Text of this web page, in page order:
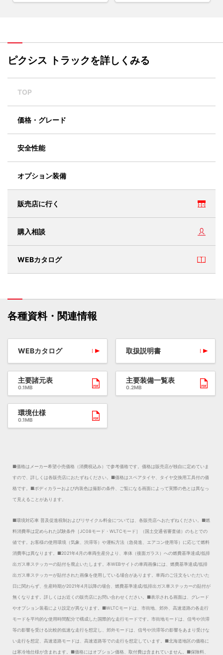
ピクシス トラックを詳しくみる
TOP
価格・グレード
安全性能
オプション装備
販売店に行く
購入相談
WEBカタログ
各種資料・関連情報
WEBカタログ 取扱説明書
主要諸元表
0.1MB
主要装備一覧表
0.2MB
環境仕様
0.1MB
■価格はメーカー希望小売価格（消費税込み）で参考価格です。価格は販売店が独自に定めていま
すので、詳しくは各販売店におたずねください。 ■価格はスペアタイヤ、タイヤ交換用工具付の価
格です。 ■ボディカラーおよび内装色は撮影の条件、ご覧になる画面によって実際の色とは異なっ
て見えることがあります。
■環境対応車 普及促進税制およびリサイクル料金については、各販売店へおたずねください。 ■燃
料消費率は定められた試験条件［JC08モード・WLTCモード］（国土交通省審査値）のもとでの
値です。お客様の使用環境（気象、渋滞等）や運転方法（急発進、エアコン使用等）に応じて燃料
消費率は異なります。 ■2021年4月の車両生産分より、車体（後面ガラス）への燃費基準達成/低排
出ガス車ステッカーの貼付を廃止いたします。本WEBサイトの車両画像には、燃費基準達成/低排
出ガス車ステッカーが貼付された画像を使用している場合があります。車両のご注文をいただいた
日に関わらず、生産時期が2021年4月以降の場合、燃費基準達成/低排出ガス車ステッカーの貼付が
無くなります。詳しくはお近くの販売店にお問い合わせください。 ■表示される画面は、グレード
やオプション装着により設定が異なります。 ■WLTCモードは、市街地、郊外、高速道路の各走行
モードを平均的な使用時間配分で構成した国際的な走行モードです。市街地モードは、信号や渋滞
等の影響を受ける比較的低速な走行を想定し、郊外モードは、信号や渋滞等の影響をあまり受けな
い走行を想定、高速道路モードは、高速道路等での走行を想定しています。 ■北海道地区の価格に
は寒冷地仕様が含まれます。 ■価格にはオプション価格、取付費は含まれていません。 ■保険料、